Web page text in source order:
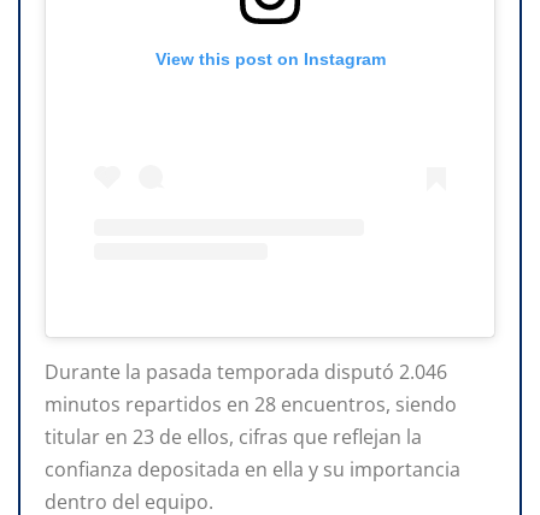
View this post on Instagram
Durante la pasada temporada disputó 2.046
minutos repartidos en 28 encuentros, siendo
titular en 23 de ellos, cifras que reflejan la
confianza depositada en ella y su importancia
dentro del equipo.